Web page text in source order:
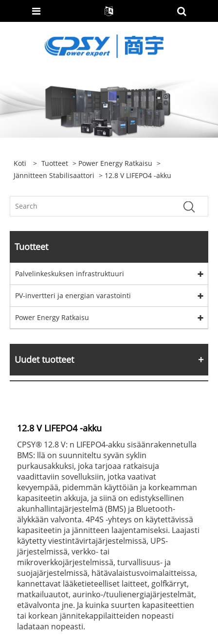
Koti > Tuotteet > Power Energy Ratkaisu >
Jännitteen Stabilisaattori > 12.8 V LIFEPO4 -akku
Tuotteet
Palvelinkeskuksen infrastruktuuri
PV-invertteri ja energian varastointi
Power Energy Ratkaisu
Uudet tuotteet
12.8 V LIFEPO4 -akku
CPSY® 12.8 V: n LIFEPO4-akku sisäänrakennetulla
BMS: llä on suunniteltu syvän syklin
purkausakkuksi, joka tarjoaa ratkaisuja
vaadittaviin sovelluksiin, jotka vaativat
kevyempää, pidemmän käyttöiän ja korkeamman
kapasiteetin akkuja, ja siinä on edistyksellinen
akunhallintajärjestelmä (BMS) ja Bluetooth-
älykkään valvonta. 4P4S -yhteys on käytettävissä
kapasiteetin ja jännitteen laajentamiseksi. Laajasti
käytetty viestintävirtajärjestelmissä, UPS-
järjestelmissä, verkko- tai
mikroverkkojärjestelmissä, turvallisuus- ja
suojajärjestelmissä, hätävalaistusvoimalaitteissa,
kannettavat lääketieteelliset laitteet, golfkärryt,
matkailuautot, aurinko-/tuulienergiajärjestelmät,
etävalvonta jne. Ja kuinka suurten kapasiteettien
tai korkean jännitekappilaitteiden nopeasti
ladataan nopeasti.